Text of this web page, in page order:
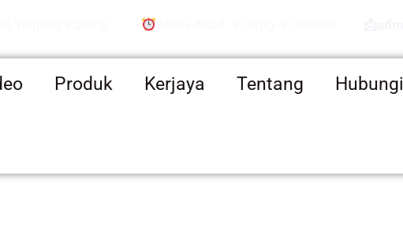
Produk Kerjaya Tentang Hubungi